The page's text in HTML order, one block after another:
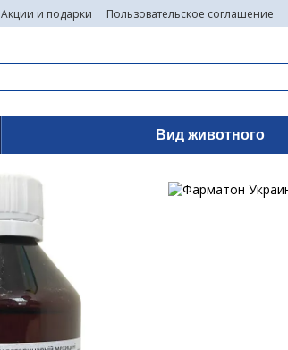
Акции и подарки Пользовательское соглашение
Вид животного